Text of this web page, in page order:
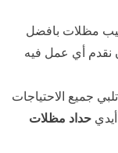
مظلات بافضل
نقدم أي عمل فيه
جميع الاحتياجات
حداد مظلات